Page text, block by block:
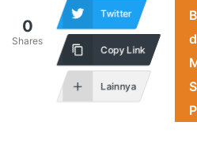
0
Shares
Twitter
Copy Link
Lainnya